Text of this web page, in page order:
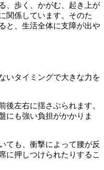
、歩く、かがむ、起き上が
関係しています。そのた
と、生活全体に支障が出や
いタイミングで大きな力を
後左右に揺さぶられます。
にも強い負担がかかりま
ても、衝撃によって腰が反
に押しつけられたりするこ